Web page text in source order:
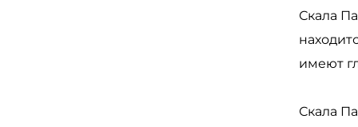
Скала
имеют
Скала